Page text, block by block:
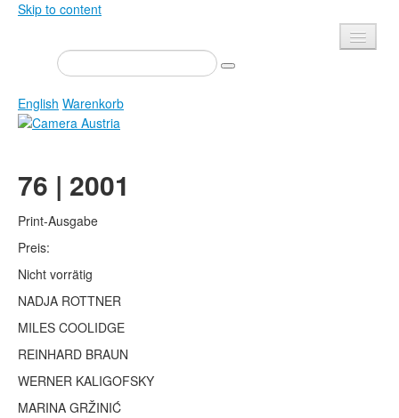
Skip to content
Presse
Veranstaltungen
Newsletter
Über uns
Ausschreibungen
Shop
Datenschutz
Mediadaten
English Warenkorb
Zeitschrift
Ausstellungen
Bücher
Edition
Bibliothek
Camera Austria Preis
Rechtliche Informationen
76 | 2001
Print-Ausgabe
Preis:
Nicht vorrätig
NADJA ROTTNER
MILES COOLIDGE
REINHARD BRAUN
WERNER KALIGOFSKY
MARINA GRŽINIĆ